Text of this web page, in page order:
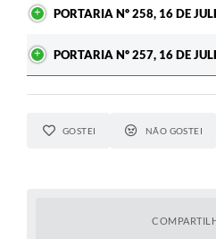
PORTARIA Nº 258, 16 DE
PORTARIA Nº 257, 16 DE
GOSTEI NÃO GOSTEI